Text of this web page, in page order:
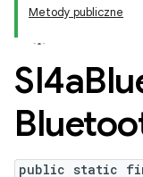
Metody publiczne
Sl4a
public static